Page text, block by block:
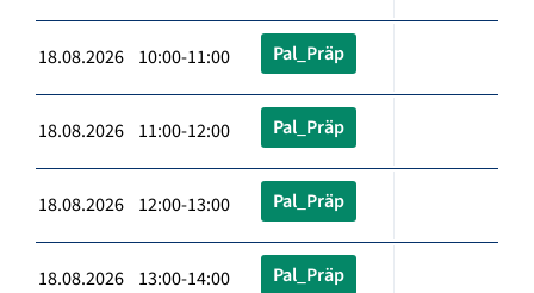
18.08.2026 10:00-11:00 Pal_Präp
18.08.2026 11:00-12:00 Pal_Präp
18.08.2026 12:00-13:00 Pal_Präp
18.08.2026 13:00-14:00 Pal_Präp